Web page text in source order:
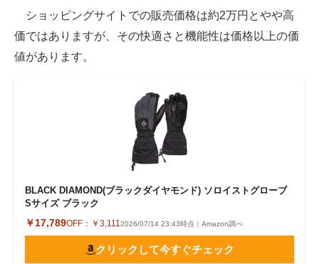
ショッピングサイトでの販売価格は約2万円とやや高
価ではありますが、その快適さと機能性は価格以上の価
値があります。
BLACK DIAMOND(ブラックダイヤモンド) ソロイストグローブ
Sサイズ ブラック
￥17,789OFF： ￥3,1112026/07/14 23:43時点｜Amazon調べ
クリックして今すぐチェック